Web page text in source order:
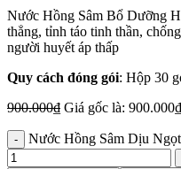
Nước Hồng Sâm Bổ Dưỡng
thẳng, tỉnh táo tinh thần,
người huyết áp thấp
Quy cách đóng gói: Hộp 30
900.000₫ Giá gốc là:
Nước Hồng Sâm Dịu